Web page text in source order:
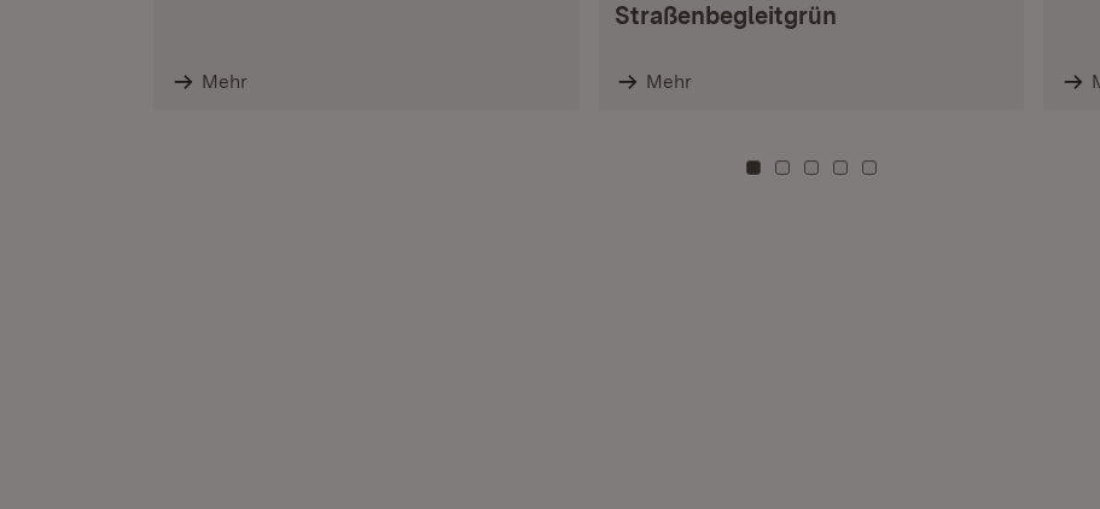
Mehr
Straßenbegleitgrün
Mehr
Zu Kachel: 0
Zu Kachel: 3
Zu Kachel: 6
Zu Kachel: 9
Zu Kachel: 12